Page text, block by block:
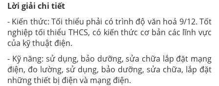
Lời giải chi tiết
- Kiến thức: Tối thiểu phải có trình độ văn hoá 9/12. Tốt
nghiệp tối thiểu THCS, có kiến thức cơ bản các lĩnh vực
của kỹ thuật điện.
- Kỹ năng: sử dụng, bảo dưỡng, sửa chữa lắp đặt mạng
điện, đo lường, sử dụng, bảo dưỡng, sửa chữa, lắp đặt
những thiết bị điện và mạng điện.